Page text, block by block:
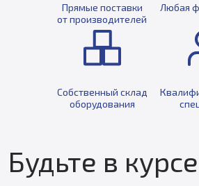
Прямые поставки
от производителей
Любая
Собственный склад
оборудования
Будьте в курсе